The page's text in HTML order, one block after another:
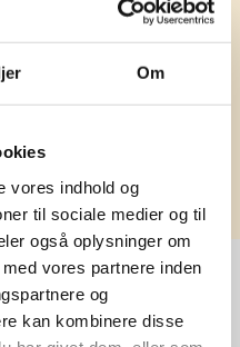
Om
vores indhold og
til sociale medier og til
også oplysninger om
vores partnere inden
og
kan kombinere disse